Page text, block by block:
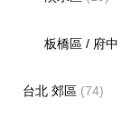
板橋區 / 府中
台北 郊區(74)